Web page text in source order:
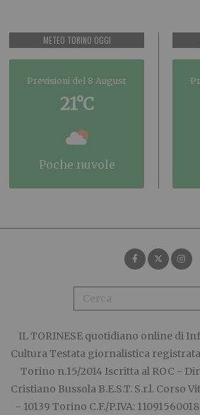
METEO TORINO OGGI
Previsioni del 8 August
21°C
poche nuvole
IL TORINESE quotidiano online di
Cultura Testata giornalistica
Torino n.15/2014 Iscritta al ROC -
Cristiano Bussola B.E.S.T. S.r.l. Corso
- 10139 Torino C.F./P.IVA: